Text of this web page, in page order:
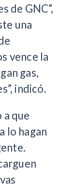
de GNC”,
una
vence la
gas,
indicó.
a que
lo hagan